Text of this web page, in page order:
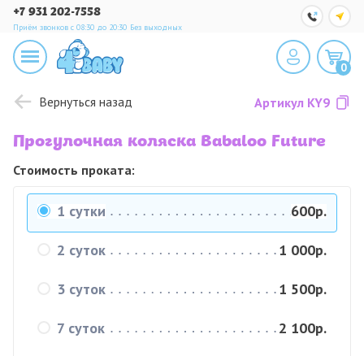
+7 931 202-7558
Приём звонков с 08:30 до 20:30 Без выходных
0
Вернуться назад Артикул KY9
Прогулочная коляска Babaloo Future
Стоимость проката:
1 сутки 600р.
2 суток 1 000р.
3 суток 1 500р.
7 суток 2 100р.